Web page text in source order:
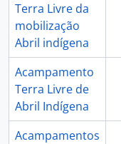
Terra Livre da
mobilização
Abril indígena
Acampamento
Terra Livre de
Abril Indígena
Acampamentos